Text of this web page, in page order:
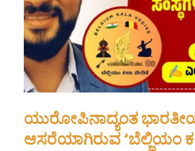
ಯುರೋಪಿನಾದ್ಯಂತ
ಆಸರೆಯಾಗಿರುವ ‘ಬೆಲ್ಜಿಯಂ